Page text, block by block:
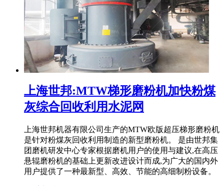
上海世邦:MTW梯形磨粉机加快粉煤
灰综合回收利用水泥网
上海世邦机器有限公司生产的MTW欧版超压梯形磨粉机
是针对粉煤灰回收利用制造的新型磨粉机。 是由世邦集
团磨机研发中心专家根据磨机用户的使用与建议,在高压
悬辊磨粉机的基础上更新改进设计而成,为广大的国内外
用户提供了一种最新型、高效、节能的高细制粉设备。